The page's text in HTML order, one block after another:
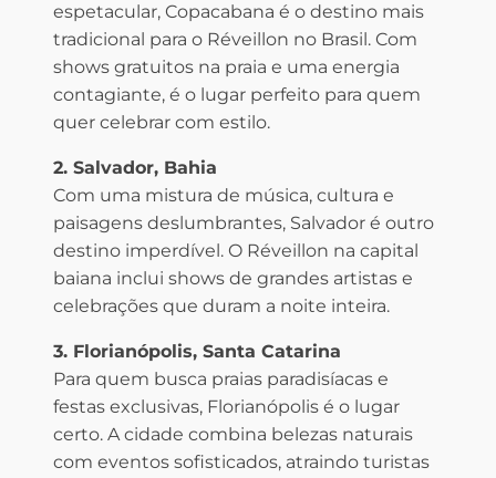
espetacular, Copacabana é o destino mais
tradicional para o Réveillon no Brasil. Com
shows gratuitos na praia e uma energia
contagiante, é o lugar perfeito para quem
quer celebrar com estilo.
2. Salvador, Bahia
Com uma mistura de música, cultura e
paisagens deslumbrantes, Salvador é outro
destino imperdível. O Réveillon na capital
baiana inclui shows de grandes artistas e
celebrações que duram a noite inteira.
3. Florianópolis, Santa Catarina
Para quem busca praias paradisíacas e
festas exclusivas, Florianópolis é o lugar
certo. A cidade combina belezas naturais
com eventos sofisticados, atraindo turistas